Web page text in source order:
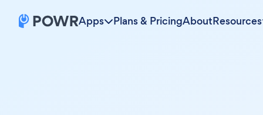
Apps Plans & PricingAboutResources